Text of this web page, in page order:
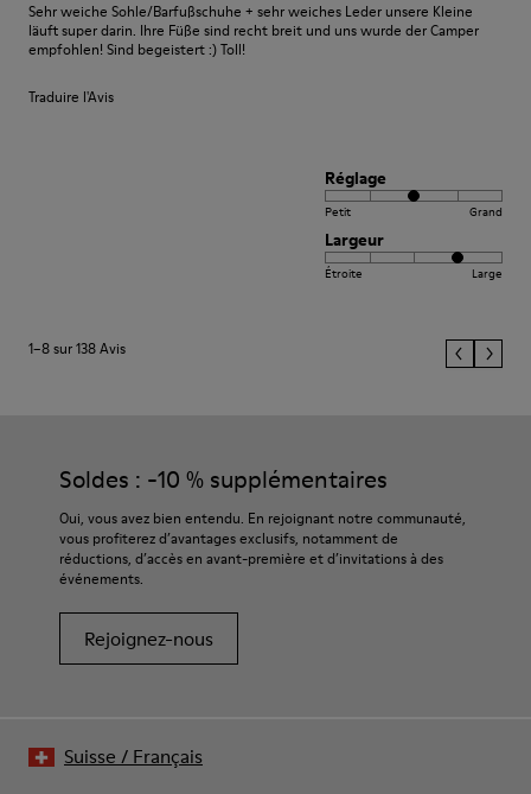
Sehr weiche Sohle/Barfußschuhe + sehr weiches Leder unsere Kleine
läuft super darin. Ihre Füße sind recht breit und uns wurde der Camper
empfohlen! Sind begeistert :) Toll!
Traduire l'Avis
Réglage
Petit Grand
Largeur
Étroite Large
1–8 sur 138 Avis
Soldes : -10 % supplémentaires
Oui, vous avez bien entendu. En rejoignant notre communauté,
vous profiterez d’avantages exclusifs, notamment de
réductions, d’accès en avant-première et d’invitations à des
événements.
Rejoignez-nous
Suisse / Français